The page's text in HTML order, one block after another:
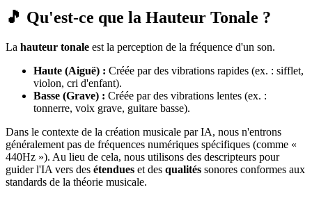
🎵 Qu'est-ce que la Hauteur Tonale ?
La hauteur tonale est la perception de la fréquence d'un son.
Haute (Aiguë) : Créée par des vibrations rapides (ex. : sifflet,
violon, cri d'enfant).
Basse (Grave) : Créée par des vibrations lentes (ex. :
tonnerre, voix grave, guitare basse).
Dans le contexte de la création musicale par IA, nous n'entrons
généralement pas de fréquences numériques spécifiques (comme «
440Hz »). Au lieu de cela, nous utilisons des descripteurs pour
guider l'IA vers des étendues et des qualités sonores conformes aux
standards de la théorie musicale.